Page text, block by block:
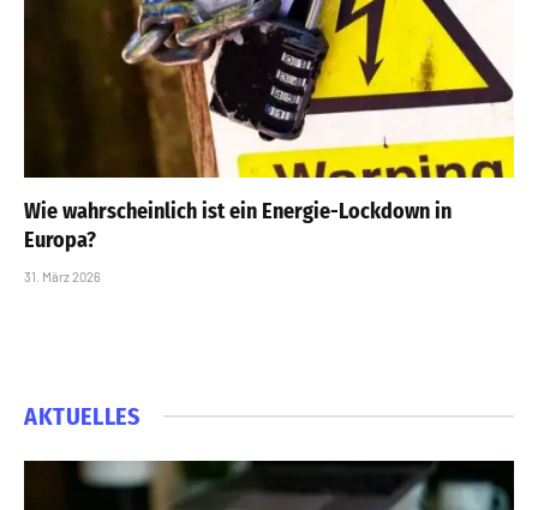
Wie wahrscheinlich ist ein Energie-Lockdown in
Europa?
31. März 2026
AKTUELLES